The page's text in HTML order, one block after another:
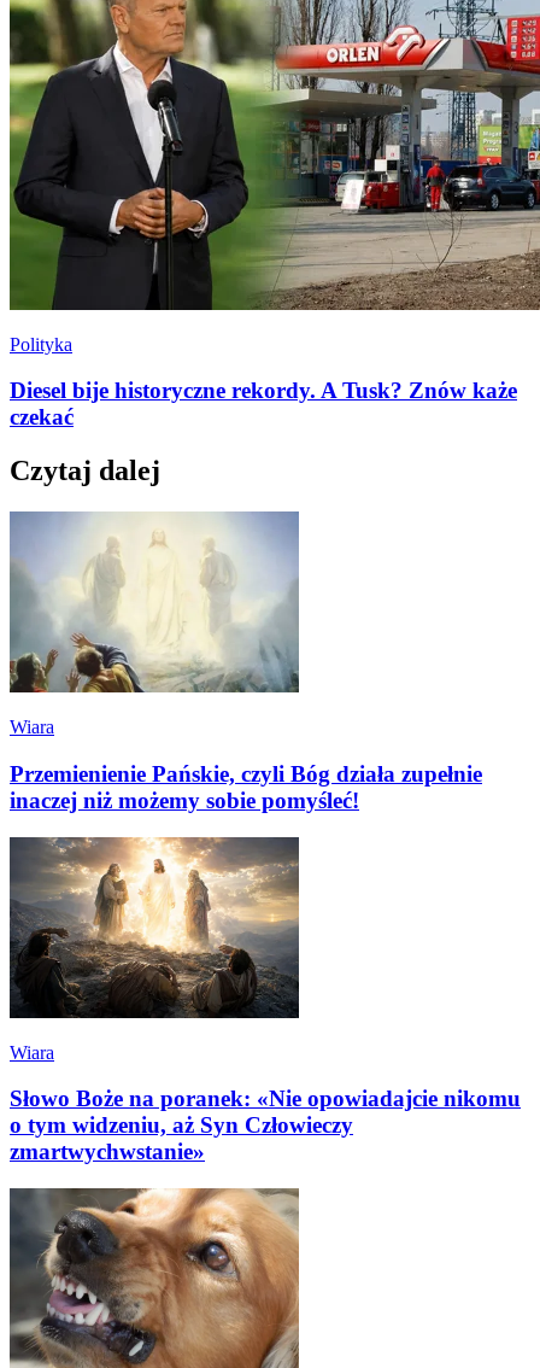
Polityka
Diesel bije historyczne rekordy. A Tusk? Znów każe
czekać
Czytaj dalej
Wiara
Przemienienie Pańskie, czyli Bóg działa zupełnie
inaczej niż możemy sobie pomyśleć!
Wiara
Słowo Boże na poranek: «Nie opowiadajcie nikomu
o tym widzeniu, aż Syn Człowieczy
zmartwychwstanie»